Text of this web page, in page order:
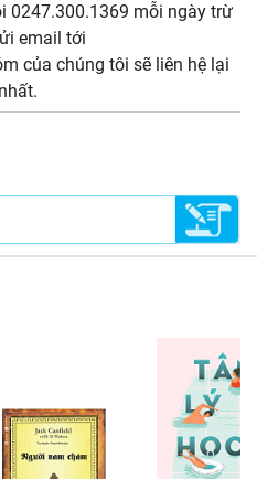
0247.300.1369 mỗi ngày trừ
email tới
của chúng tôi sẽ liên hệ lại